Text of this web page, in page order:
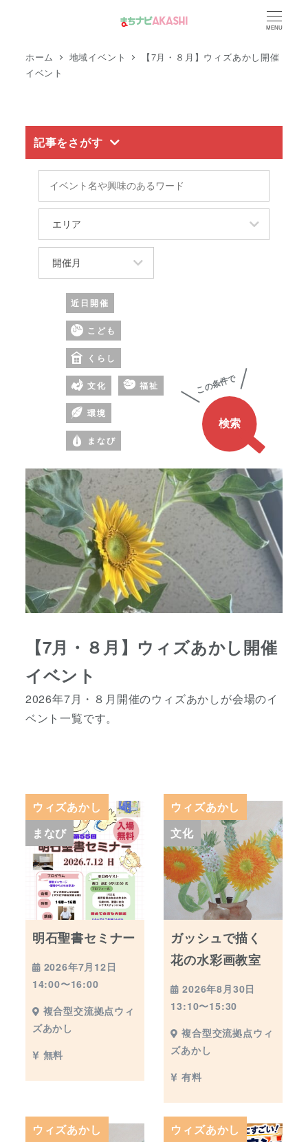
MENU
ホーム 地域イベント
【7月・８月】ウィズあかし開催
イベント
記事をさがす
ベ
ト
や
リ
催
近日開催
こども
くらし
文化 福祉
環境
まなび
【7月・８月】ウィズあかし開催
イベント
2026年7月・８月開催のウィズあかしが会場のイ
ベント一覧です。
ウィズあかし
まなび
明石聖書セミナー
2026年7月12日
14:00〜16:00
複合型交流拠点ウィ
ズあかし
無料
ウィズあかし
文化
ガッシュで描く
花の水彩画教室
2026年8月30日
13:10〜15:30
複合型交流拠点ウィ
ズあかし
有料
ウィズあかし
ウィズあかし